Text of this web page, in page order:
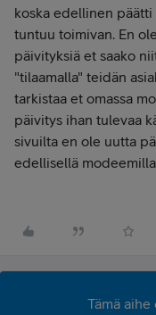
koska edellinen
tuntuu toimivan. En
päivityksiä et saako
"tilaamalla" teidän
tarkistaa et omassa
päivitys ihan tulevaa
sivuilta en ole uutta
edellisellä
Tämä